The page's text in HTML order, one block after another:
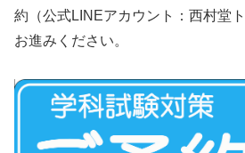
約（公式LINEアカウント：西村堂
お進みください。